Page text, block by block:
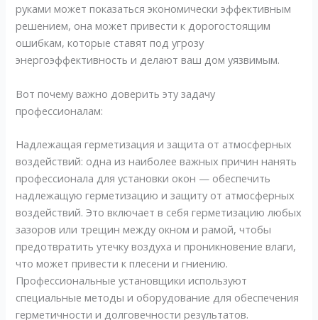
руками может показаться экономически эффективным
решением, она может привести к дорогостоящим
ошибкам, которые ставят под угрозу
энергоэффективность и делают ваш дом уязвимым.
Вот почему важно доверить эту задачу
профессионалам:
Надлежащая герметизация и защита от атмосферных
воздействий: одна из наиболее важных причин нанять
профессионала для установки окон — обеспечить
надлежащую герметизацию и защиту от атмосферных
воздействий. Это включает в себя герметизацию любых
зазоров или трещин между окном и рамой, чтобы
предотвратить утечку воздуха и проникновение влаги,
что может привести к плесени и гниению.
Профессиональные установщики используют
специальные методы и оборудование для обеспечения
герметичности и долговечности результатов.